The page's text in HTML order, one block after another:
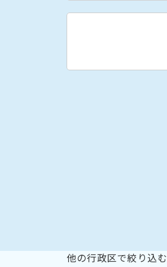
他の行政区で絞り込む